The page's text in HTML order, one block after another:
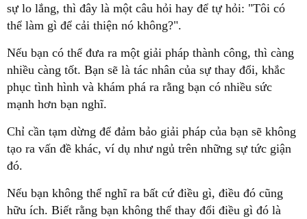
sự lo lắng, thì đây là một câu hỏi hay để tự hỏi: "Tôi có
thể làm gì để cải thiện nó không?".
Nếu bạn có thể đưa ra một giải pháp thành công, thì càng
nhiều càng tốt. Bạn sẽ là tác nhân của sự thay đổi, khắc
phục tình hình và khám phá ra rằng bạn có nhiều sức
mạnh hơn bạn nghĩ.
Chỉ cần tạm dừng để đảm bảo giải pháp của bạn sẽ không
tạo ra vấn đề khác, ví dụ như ngủ trên những sự tức giận
đó.
Nếu bạn không thể nghĩ ra bất cứ điều gì, điều đó cũng
hữu ích. Biết rằng bạn không thể thay đổi điều gì đó là